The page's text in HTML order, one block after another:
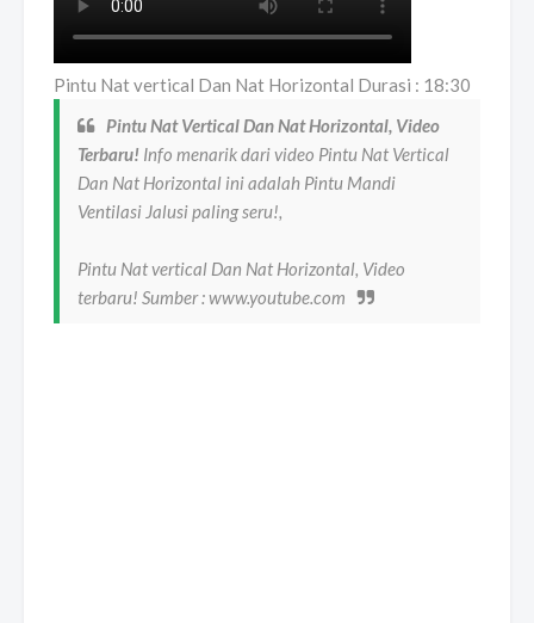
Pintu Nat vertical Dan Nat Horizontal Durasi : 18:30
Pintu Nat Vertical Dan Nat Horizontal, Video
Terbaru! Info menarik dari video Pintu Nat Vertical
Dan Nat Horizontal ini adalah Pintu Mandi
Ventilasi Jalusi paling seru!,
Pintu Nat vertical Dan Nat Horizontal, Video
terbaru! Sumber : www.youtube.com